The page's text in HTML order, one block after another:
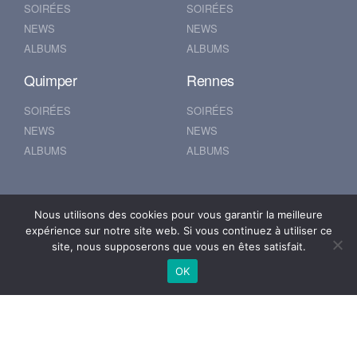
SOIRÉES
NEWS
ALBUMS
SOIRÉES
NEWS
ALBUMS
Quimper
SOIRÉES
NEWS
ALBUMS
Rennes
SOIRÉES
NEWS
ALBUMS
Nantes
SOIRÉES
SOIRÉES
NEWS
ALBUMS
Nous utilisons des cookies pour vous garantir la meilleure
expérience sur notre site web. Si vous continuez à utiliser ce
site, nous supposerons que vous en êtes satisfait.
OK